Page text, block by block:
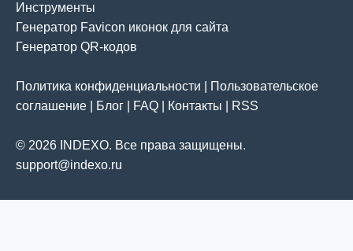
Инструменты
Генератор Favicon иконок для сайта
Генератор QR-кодов
Политика конфиденциальности
Пользовательское
соглашение
Блог FAQ Контакты RSS
© 2026 INDEXO. Все права защищены.
support@indexo.ru